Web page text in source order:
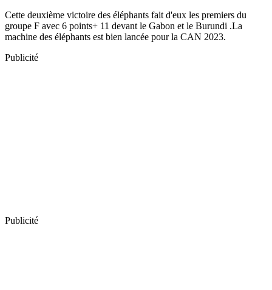
Cette deuxième victoire des éléphants fait d'eux les premiers du
groupe F avec 6 points+ 11 devant le Gabon et le Burundi .La
machine des éléphants est bien lancée pour la CAN 2023.
Publicité
Publicité